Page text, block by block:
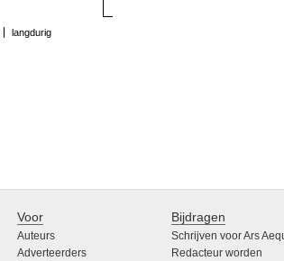
langdurig
Voor
Auteurs
Adverteerders
Bijdragen
Schrijven voor Ars
Redacteur worden